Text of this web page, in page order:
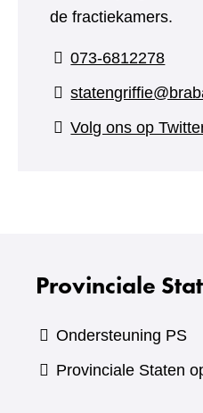
de fractiekamers.
073-6812278
Volg ons op
Provinciale
Ondersteuning PS
Provinciale Staten